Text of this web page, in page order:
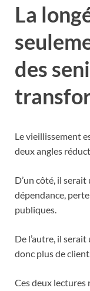
La
des
Le vieillissement
deux angles
D’un côté, il
dépendance,
publiques.
De l’autre, il
donc plus de
Ces deux lectures